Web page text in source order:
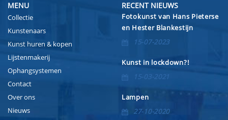
MENU
Collectie
Kunstenaars
Kunst huren & kopen
Lijstenmakerij
Ophangsystemen
Contact
Over ons
Nieuws
RECENT NIEUWS
Fotokunst van Hans Pieterse
en Hester Blankestijn
15-07-2023
Kunst in lockdown?!
15-03-2021
Lampen
27-10-2020